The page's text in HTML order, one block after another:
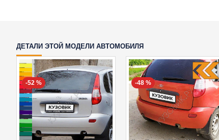
ДЕТАЛИ ЭТОЙ МОДЕЛИ АВТОМОБИЛЯ
-52 % -48 %